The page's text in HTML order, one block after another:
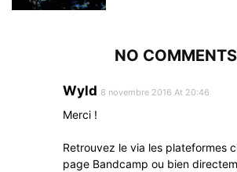
NO COMMENTS
Wyld 8 novembre 2016 At 20:46
Merci !
Retrouvez le via les plateformes
page Bandcamp ou bien